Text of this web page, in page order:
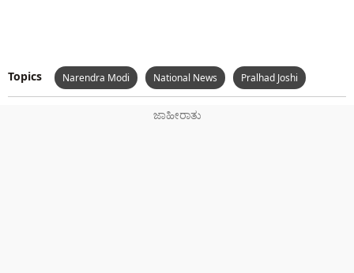
Topics Narendra Modi National News Pralhad Joshi